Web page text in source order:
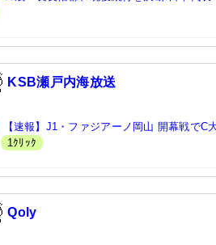
KSB瀬戸内海放送
【速報】J1・ファジアーノ岡山 開幕戦でC
1ｸﾘｯｸ
Qoly